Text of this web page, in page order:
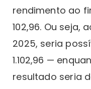
rendimento ao
102,96. Ou seja,
2025, seria
1.102,96 —
resultado seria